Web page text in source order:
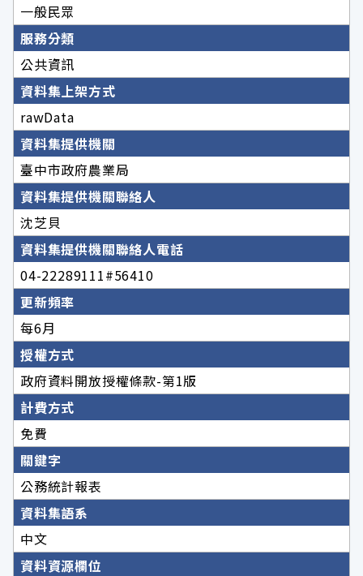
一般民眾
服務分類
公共資訊
資料集上架方式
rawData
資料集提供機關
臺中市政府農業局
資料集提供機關聯絡人
沈芝貝
資料集提供機關聯絡人電話
04-22289111#56410
更新頻率
每6月
授權方式
政府資料開放授權條款-第1版
計費方式
免費
關鍵字
公務統計報表
資料集語系
中文
資料資源欄位